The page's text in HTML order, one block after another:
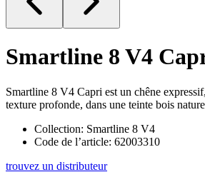
Smartline 8 V4
Smartline 8 V4 Capri est un chêne
texture profonde, dans une teinte bois
Collection: Smartline 8 V4
Code de l’article: 62003310
trouvez un distributeur